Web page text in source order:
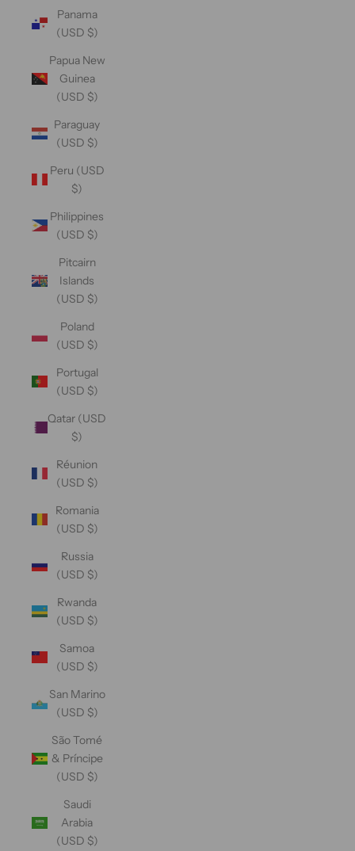
Panama
(USD $)
Papua New
Guinea
(USD $)
Paraguay
(USD $)
Peru (USD
$)
Philippines
(USD $)
Pitcairn
Islands
(USD $)
Poland
(USD $)
Portugal
(USD $)
Qatar (USD
$)
Réunion
(USD $)
Romania
(USD $)
Russia
(USD $)
Rwanda
(USD $)
Samoa
(USD $)
San Marino
(USD $)
São Tomé
& Príncipe
(USD $)
Saudi
Arabia
(USD $)